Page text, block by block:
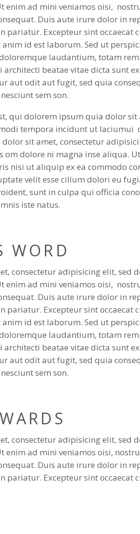
enim ad mini veniamos oisi,
Duis aute irure dolor in
pariatur. Excepteur sint occaecat
id est laborum. Sed ut
laudantium, totam
architecti beatae vitae dicta sunt
aut odit aut fugit, sed quia
sem son.
qui dolorem ipsum quia dolor sit
tempora incidunt ut laciumui
sit amet, consectetur
om dolore ni magna inse aliqua.
nisi ut aliquip ex ea commodo
velit esse cillum dolori eu
sunt in culpa qui officia
iste natus.
WORD
consectetur adipisicing elit, sed
enim ad mini veniamos oisi,
Duis aute irure dolor in
pariatur. Excepteur sint occaecat
id est laborum. Sed ut
laudantium, totam
architecti beatae vitae dicta sunt
aut odit aut fugit, sed quia
sem son.
consectetur adipisicing elit, sed
enim ad mini veniamos oisi,
Duis aute irure dolor in
pariatur. Excepteur sint occaecat